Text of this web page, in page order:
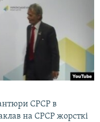
СРСР в
на СРСР жорсткі